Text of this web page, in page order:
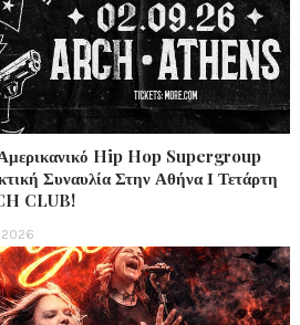
Hip Hop Supergroup
Συναυλία Στην Αθήνα Ι Τετάρτη
CLUB!
2026